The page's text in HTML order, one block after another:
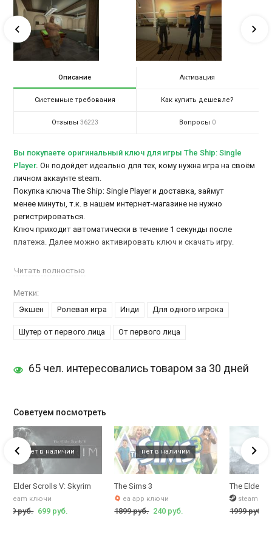
Описание Активация
Системные требования Как купить дешевле?
Отзывы 36223 Вопросы 0
Вы покупаете оригинальный ключ для игры The Ship: Single
Player. Он подойдет идеально для тех, кому нужна игра на своём
личном аккаунте steam.
Покупка ключа The Ship: Single Player и доставка, займут
менее минуты, т.к. в нашем интернет-магазине не нужно
регистрироваться.
Ключ приходит автоматически в течение 1 секунды после
платежа. Далее можно активировать ключ и скачать игру.
Ролевой экшенThe Ship: Single Player
является очень необычный, отнюдь не положительный,
персонаж.
Именно он – таинственны и опасный «мистер-х» вовлекает
убить, чтобы выжить самому, пойдете ли вы на это? – решать
А здесь можно
Читать полностью
Метки:
Экшен
Ролевая игра Инди Для одного игрока
Шутер от первого лица От первого лица
65 чел. интересовались товаром за 30 дней
Советуем посмотреть
Enhanced Edition
Elder Scrolls V: Skyrim
steam ключи
руб. 699 руб.
The Sims 3
ea app ключи
1899 руб. 240 руб.
The Elder
steam
1999 руб.